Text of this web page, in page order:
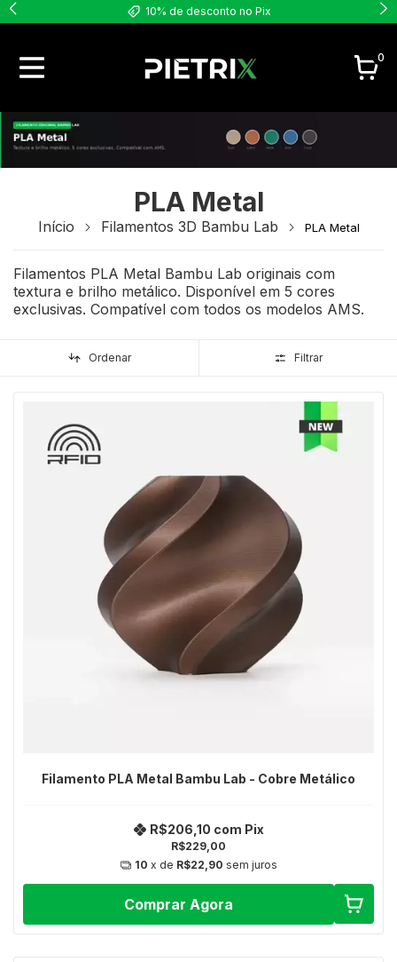
10% de desconto no Pix
0
PLA Metal
Início Filamentos 3D Bambu Lab PLA Metal
Filamentos PLA Metal Bambu Lab originais com
textura e brilho metálico. Disponível em 5 cores
exclusivas. Compatível com todos os modelos AMS.
Ordenar Filtrar
Filamento PLA Metal Bambu Lab - Cobre Metálico
R$229,00
R$206,10 com Pix
10 x de R$22,90 sem juros
Comprar Agora